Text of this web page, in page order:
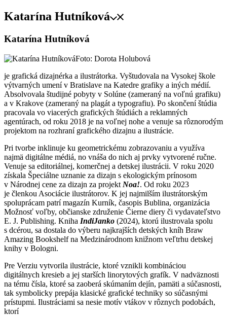
Katarína Hutníková
Katarína Hutníková
Foto: Dorota Holubová
je grafická dizajnérka a ilustrátorka. Vyštudovala na Vysokej škole
výtvarných umení v Bratislave na Katedre grafiky a iných médií.
Absolvovala študijné pobyty v Solúne (zameraný na voľnú grafiku)
a v Krakove (zameraný na plagát a typografiu). Po skončení štúdia
pracovala vo viacerých grafických štúdiách a reklamných
agentúrach, od roku 2018 je na voľnej nohe a venuje sa rôznorodým
projektom na rozhraní grafického dizajnu a ilustrácie.
Pri tvorbe inklinuje ku geometrickému zobrazovaniu a využíva
najmä digitálne médiá, no vnáša do nich aj prvky vytvorené ručne.
Venuje sa editoriálnej, komerčnej a detskej ilustrácii. V roku 2020
získala Špeciálne uznanie za dizajn s ekologickým prínosom
v Národnej cene za dizajn za projekt Noa!. Od roku 2023
je členkou Asociácie ilustrátorov. K jej najmilším ilustrátorským
spoluprácam patrí magazín Kurník, časopis Bublina, organizácia
Možnosť voľby, občianske združenie Čierne diery či vydavateľstvo
E. J. Publishing. Kniha IndiJanko (2024), ktorú ilustrovala spolu
s dcérou, sa dostala do výberu najkrajších detských kníh Braw
Amazing Bookshelf na Medzinárodnom knižnom veľtrhu detskej
knihy v Bologni.
Pre Verziu vytvorila ilustrácie, ktoré vznikli kombináciou
digitálnych kresieb a jej starších linorytových grafík. V nadväznosti
na tému čísla, ktoré sa zaoberá skúmaním dejín, pamäti a súčasnosti,
tak symbolicky prepája klasické grafické techniky so súčasnými
prístupmi. Ilustráciami sa nesie motív vtákov v rôznych podobách,
ktorí